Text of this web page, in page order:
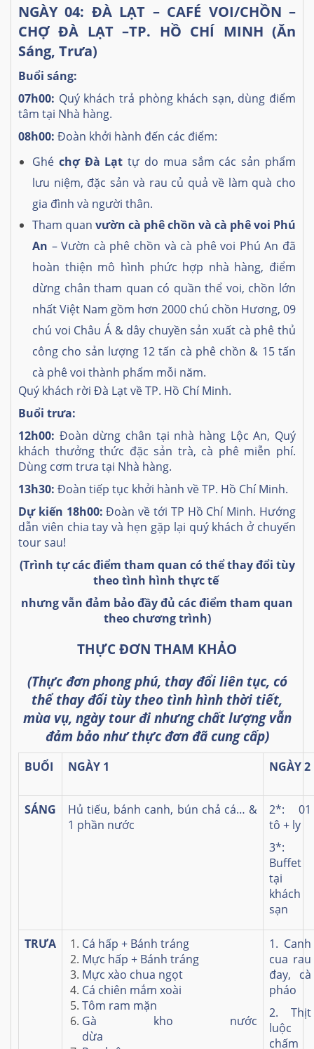
NGÀY 04: ĐÀ LẠT – CAFÉ VOI/CHỒN –
CHỢ ĐÀ LẠT –TP. HỒ CHÍ MINH (Ăn
Sáng, Trưa)
Buổi sáng:
07h00: Quý khách trả phòng khách sạn, dùng điểm
tâm tại Nhà hàng.
08h00: Đoàn khởi hành đến các điểm:
Ghé chợ Đà Lạt tự do mua sắm các sản phẩm
lưu niệm, đặc sản và rau củ quả về làm quà cho
gia đình và người thân.
Tham quan vườn cà phê chồn và cà phê voi Phú
An – Vườn cà phê chồn và cà phê voi Phú An đã
hoàn thiện mô hình phức hợp nhà hàng, điểm
dừng chân tham quan có quần thể voi, chồn lớn
nhất Việt Nam gồm hơn 2000 chú chồn Hương, 09
chú voi Châu Á & dây chuyền sản xuất cà phê thủ
công cho sản lượng 12 tấn cà phê chồn & 15 tấn
cà phê voi thành phẩm mỗi năm.
Quý khách rời Đà Lạt về TP. Hồ Chí Minh.
Buổi trưa:
12h00: Đoàn dừng chân tại nhà hàng Lộc An, Quý
khách thưởng thức đặc sản trà, cà phê miễn phí.
Dùng cơm trưa tại Nhà hàng.
13h30: Đoàn tiếp tục khởi hành về TP. Hồ Chí Minh.
Dự kiến 18h00: Đoàn về tới TP Hồ Chí Minh. Hướng
dẫn viên chia tay và hẹn gặp lại quý khách ở chuyến
tour sau!
(Trình tự các điểm tham quan có thể thay đổi tùy
theo tình hình thực tế
nhưng vẫn đảm bảo đầy đủ các điểm tham quan
theo chương trình)
THỰC ĐƠN THAM KHẢO
(Thực đơn phong phú, thay đổi liên tục, có
thể thay đổi tùy theo tình hình thời tiết,
mùa vụ, ngày tour đi nhưng chất lượng vẫn
đảm bảo như thực đơn đã cung cấp)
BUỔI NGÀY 1 NGÀY 2
SÁNG
Hủ tiếu, bánh canh, bún chả cá… &
1 phần nước
2*: 01
tô + ly
3*:
Buffet
tại
khách
sạn
TRƯA
Cá hấp + Bánh tráng
Mực hấp + Bánh tráng
Mực xào chua ngọt
Cá chiên mắm xoài
Tôm ram mặn
Gà kho nước
dừa
1. Canh
cua rau
đay, cà
pháo
2. Thịt
luộc
chấm